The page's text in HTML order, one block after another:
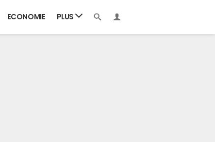
ECONOMIE PLUS